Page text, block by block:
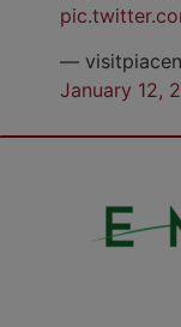
—
January 12,